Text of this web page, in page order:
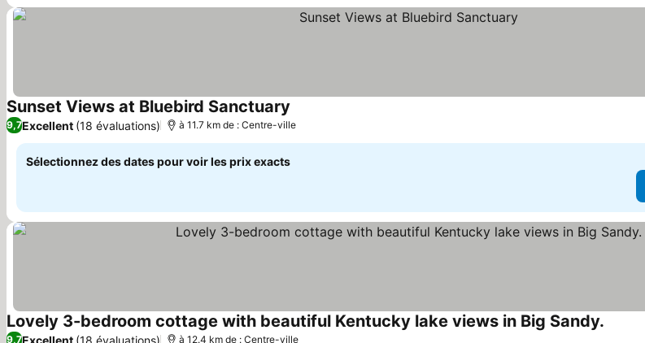
Sunset Views at Bluebird Sanctuary
9,7Excellent (18 évaluations) à 11.7 km de : Centre-ville
Sélectionnez des dates pour voir les prix exacts
Lovely 3-bedroom cottage with beautiful Kentucky lake views in Big Sandy.
9,7Excellent (18 évaluations) à 12.4 km de : Centre-ville